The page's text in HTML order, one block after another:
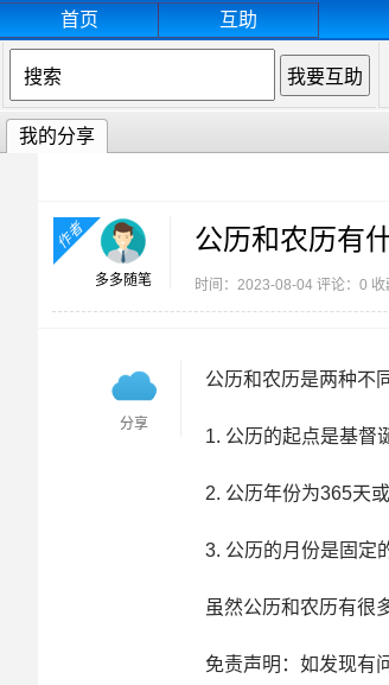
首页 互助
我的分享
公历和农历有
时间：2023-08-04 评论：0 收
多多随笔
作者
分享
公历和农历是两种不
1. 公历的起点是基督
2. 公历年份为365天
3. 公历的月份是固定
虽然公历和农历有很
免责声明：如发现有